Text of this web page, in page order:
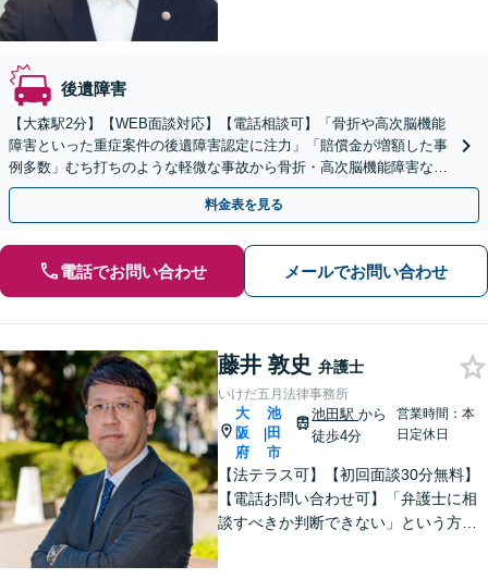
後遺障害
【大森駅2分】【WEB面談対応】【電話相談可】「骨折や高次脳機能
障害といった重症案件の後遺障害認定に注力」「賠償金が増額した事
例多数」むち打ちのような軽微な事故から骨折・高次脳機能障害など
の重症事故まで、事故の規模に関わらず対応いたします
料金表を見る
電話でお問い合わせ メールでお問い合わせ
藤井 敦史 弁護士
いけだ五月法律事務所
大
阪
府
|
池
田
市
池田駅から
徒歩4分
営業時間：本
日定休日
【法テラス可】【初回面談30分無料】
【電話お問い合わせ可】「弁護士に相
談すべきか判断できない」という方も